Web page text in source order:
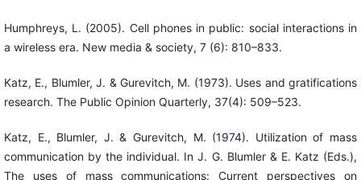
Humphreys, L. (2005). Cell phones in public: social interactions in
a wireless era. New media & society, 7 (6): 810–833.
Katz, E., Blumler, J. & Gurevitch, M. (1973). Uses and gratifications
research. The Public Opinion Quarterly, 37(4): 509–523.
Katz, E., Blumler, J. & Gurevitch, M. (1974). Utilization of mass
communication by the individual. In J. G. Blumler & E. Katz (Eds.),
The uses of mass communications: Current perspectives on